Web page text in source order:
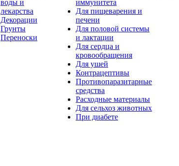
воды и
лекарства
Декорации
Грунты
Переноски
иммунитета
Для пищеварения и
печени
Для половой системы
и лактации
Для сердца и
кровообращения
Для ушей
Контрацептивы
Противопаразитарные
средства
Расходные материалы
Для сельхоз животных
При диабете